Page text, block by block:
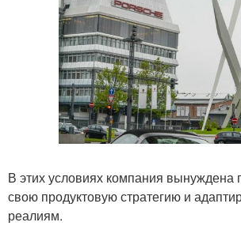
В этих условиях компания вынуждена
свою продуктовую стратегию и
реалиям.